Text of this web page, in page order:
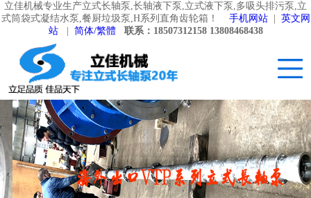
立佳机械专业生产立式长轴泵,长轴液下泵,立式液下泵,多吸头排污泵,立
式筒袋式凝结水泵,餐厨垃圾泵,H系列直角齿轮箱！ 手机网站| 英文网
站| 简体/繁體 联系：18507312158 13808468438